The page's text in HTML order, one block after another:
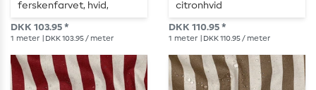
ferskenfarvet, hvid,
flerfarvet
DKK 103.95 *
1 meter | DKK 103.95 / meter
citronhvid
DKK 110.95 *
1 meter | DKK 110.95 / meter